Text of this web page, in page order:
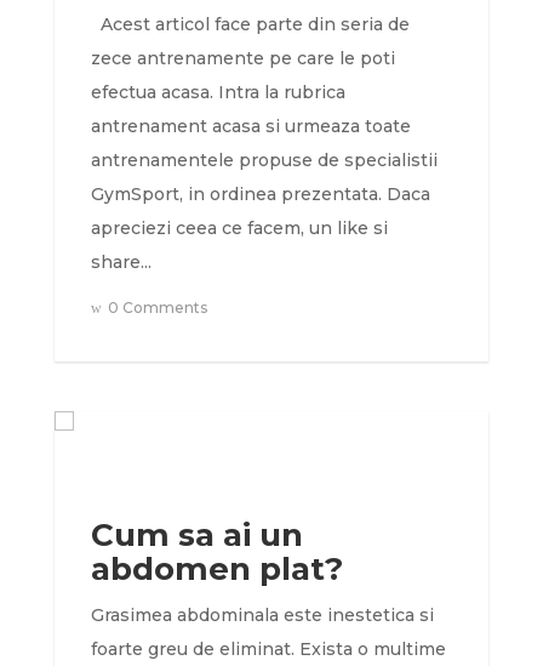
Acest articol face parte din seria de
zece antrenamente pe care le poti
efectua acasa. Intra la rubrica
antrenament acasa si urmeaza toate
antrenamentele propuse de specialistii
GymSport, in ordinea prezentata. Daca
apreciezi ceea ce facem, un like si
share...
0 Comments
Cum sa ai un
abdomen plat?
Grasimea abdominala este inestetica si
foarte greu de eliminat. Exista o multime